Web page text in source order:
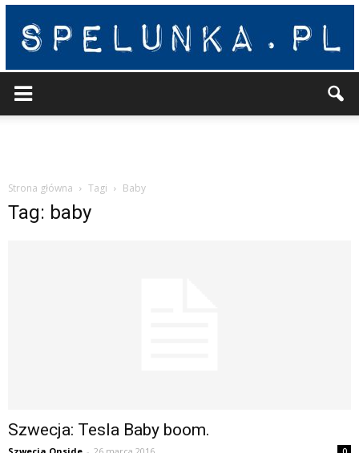
Strona główna Tagi Baby
Tag: baby
Szwecja: Tesla Baby boom.